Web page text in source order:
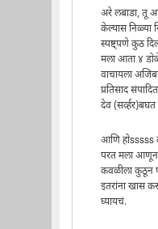
अरे लबाडा, तू
केल्यास निळ्या
स्पष्ट्पणे कुठ
मला आता ४
वाचायला
प्रतिसाद
देव
आणि होsssss
परत मला आणून
कवळीला कुठून
इतरांना खास
घ्यायचं.